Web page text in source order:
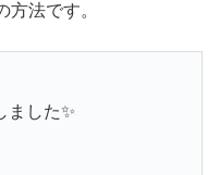
法です。
ました✨️